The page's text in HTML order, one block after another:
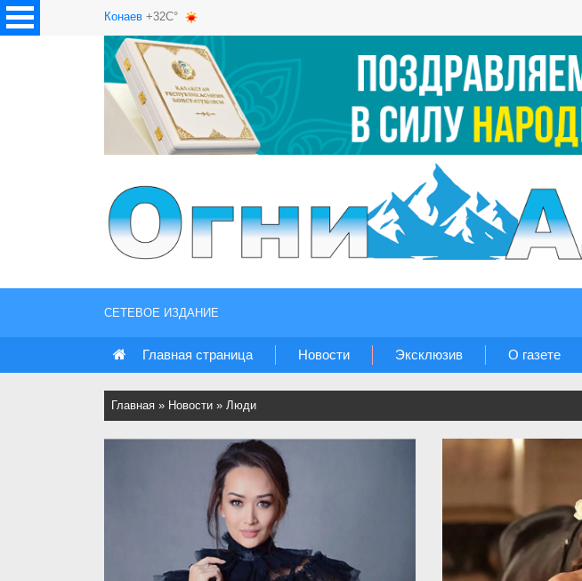
Конаев +32C°
СЕТЕВОЕ ИЗДАНИЕ
Главная страница Новости Эксклюзив О газете
Главная » Новости » Люди